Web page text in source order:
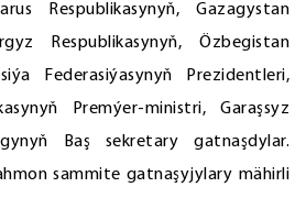
Respublikasynyň, Gazagystan
Respublikasynyň, Özbegistan
Federasiýasynyň Prezidentleri,
Premýer-ministri, Garaşsyz
Baş sekretary gatnaşdylar.
sammite gatnaşyjylary mähirli